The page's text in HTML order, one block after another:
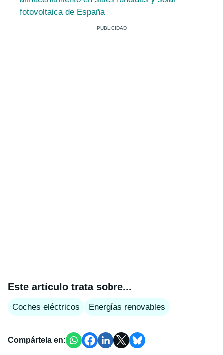
fotovoltaica de España
Este artículo trata sobre...
Coches eléctricos Energías renovables
Compártela en: